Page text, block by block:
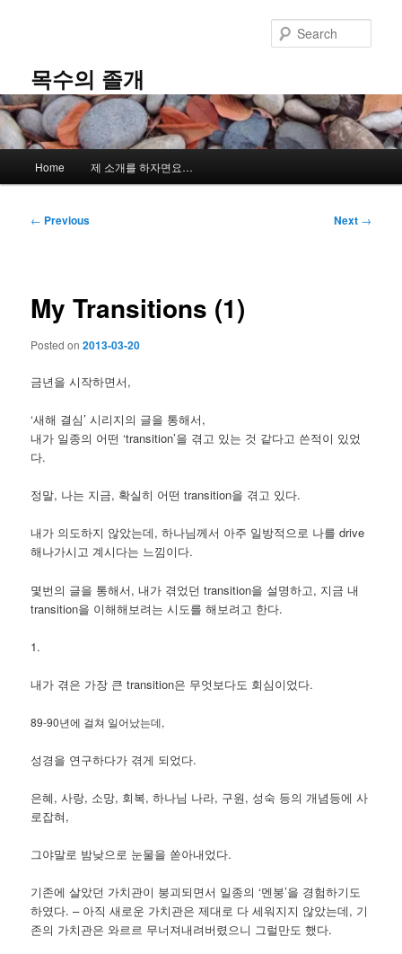
content목수의 졸개
Home 제 소개를 하자면요…
Post
← Previous Next →
My Transitions (1)
Posted on2013-03-20
금년을 시작하면서,
‘새해 결심’ 시리지의 글을 통해서,
내가 일종의 어떤 ‘transition’을 겪고 있는 것 같다고 쓴적이 있었
다.
정말, 나는 지금, 확실히 어떤 transition을 겪고 있다.
내가 의도하지 않았는데, 하나님께서 아주 일방적으로 나를 drive
해나가시고 계시다는 느낌이다.
몇번의 글을 통해서, 내가 겪었던 transition을 설명하고, 지금 내
transition을 이해해보려는 시도를 해보려고 한다.
1.
내가 겪은 가장 큰 transition은 무엇보다도 회심이었다.
89-90년에 걸쳐 일어났는데,
성경을 연구하다가 겪게 되었다.
은혜, 사랑, 소망, 회복, 하나님 나라, 구원, 성숙 등의 개념등에 사
로잡혀,
그야말로 밤낮으로 눈물을 쏟아내었다.
기존에 살았던 가치관이 붕괴되면서 일종의 ‘멘붕’을 경험하기도
하였다. – 아직 새로운 가치관은 제대로 다 세워지지 않았는데, 기
존의 가치관은 와르르 무너져내려버렸으니 그럴만도 했다.